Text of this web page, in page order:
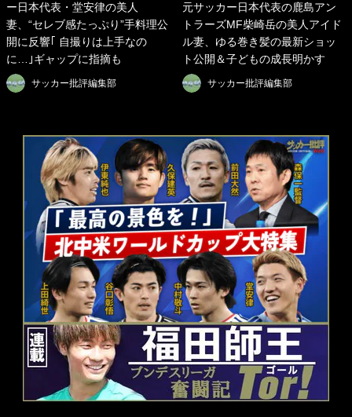
ー日本代表・堂安律の美人
妻、“セレブ感たっぷり”手料理公
開に反響｢ 自撮りは上手なの
に…｣ギャップに指摘も
サッカー批評編集部
元サッカー日本代表の鹿島アン
トラーズMF柴崎岳の美人アイド
ル妻、ゆる巻き髪の最新ショッ
ト公開＆子どもの成長明かす
サッカー批評編集部